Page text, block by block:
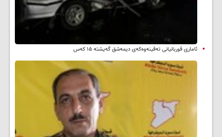
ئاماری قوربانیانی تەقینەوەکەی دیمەشق گەیشتە ۱۵ کەس